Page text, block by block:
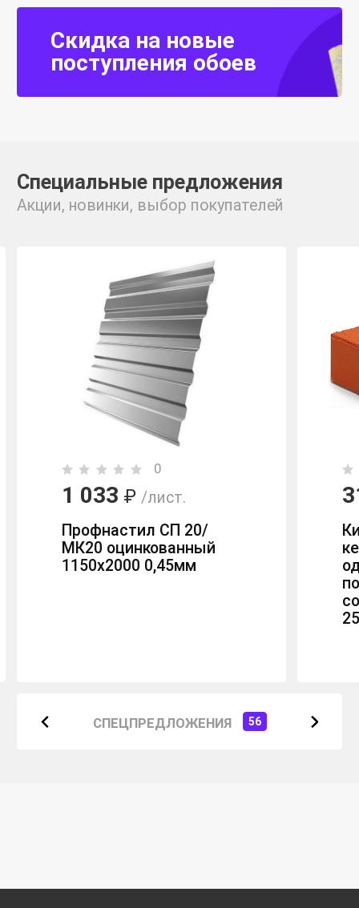
Скидка на новые
поступления обоев
Специальные предложения
Акции, новинки, выбор покупателей
СПЕЦПРЕДЛОЖЕНИЯ 56
0
1 033 ₽ /лист.
Профнастил СП 20/
МК20 оцинкованный
1150х2000 0,45мм